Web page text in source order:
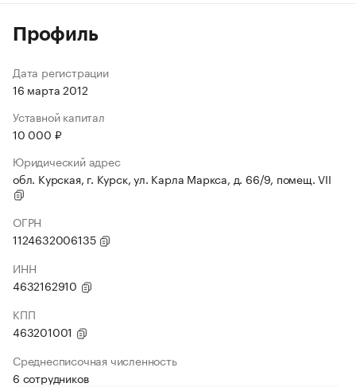
Профиль
Дата регистрации
16 марта 2012
Уставной капитал
10 000 ₽
Юридический адрес
обл. Курская, г. Курск, ул. Карла Маркса, д. 66/9, помещ. VII
ОГРН
1124632006135
ИНН
4632162910
КПП
463201001
Среднесписочная численность
6 сотрудников